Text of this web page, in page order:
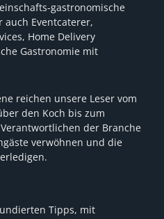
gastronomische
auch Eventcaterer,
Home Delivery
Gastronomie mit
reichen unsere Leser vom
den Koch bis zum
der Branche
verwöhnen und die
Tipps, mit